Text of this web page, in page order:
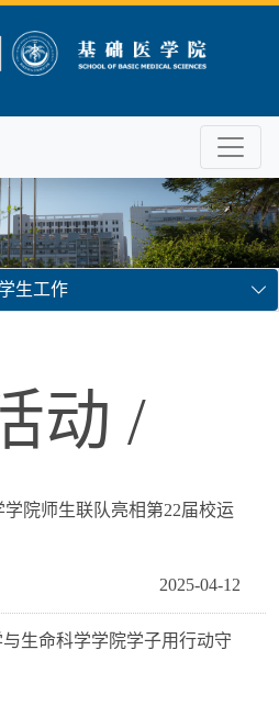
学生工作
动 /
院师生联队亮相第22届校运
2025-04-12
生命科学学院学子用行动守